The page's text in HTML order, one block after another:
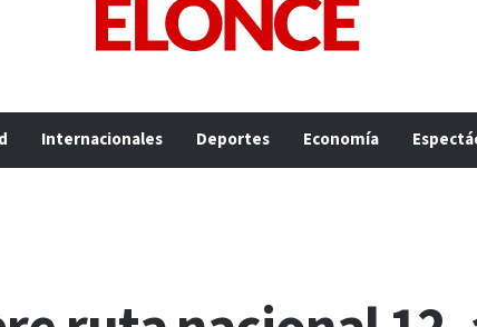
Internacionales Deportes Economía